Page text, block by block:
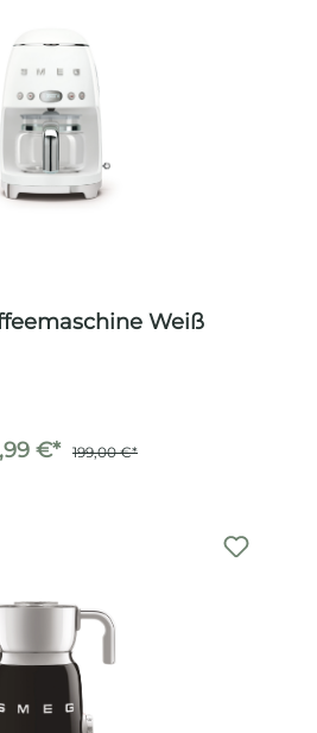
Weiß
€* 199,00 €*